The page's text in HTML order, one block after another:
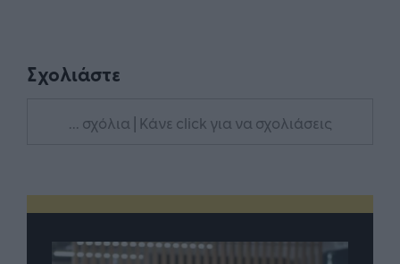
Σχολιάστε
... σχόλια | Κάνε click για να σχολιάσεις